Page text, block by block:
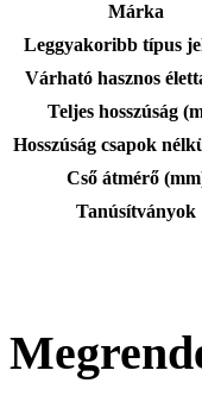
Márka
Leggyakoribb típus
Várható hasznos
Teljes hosszúság
Hosszúság csapok
Cső átmérő
Tanúsítványok